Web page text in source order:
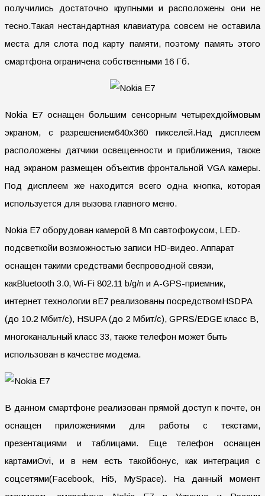
получились достаточно крупными и расположены они не
тесно.Такая нестандартная клавиатура совсем не оставила
места для слота под карту памяти, поэтому память этого
смартфона ограничена собственными 16 Гб.
Nokia E7 оснащен большим сенсорным четырехдюймовым
экраном, с разрешением640х360 пикселей.Над дисплеем
расположены датчики освещенности и приближения, также
над экраном размещен объектив фронтальной VGA камеры.
Под дисплеем же находится всего одна кнопка, которая
используется для вызова главного меню.
Nokia E7 оборудован камерой 8 Мп савтофокусом, LED-
подсветкойи возможностью записи HD-видео. Аппарат
оснащен такими средствами беспроводной связи,
какBluetooth 3.0, Wi-Fi 802.11 b/g/n и A-GPS-приемник,
интернет технологии вE7 реализованы посредствомHSDPA
(до 10.2 Мбит/с), HSUPA (до 2 Мбит/с), GPRS/EDGE класс B,
многоканальный класс 33, также телефон может быть
использован в качестве модема.
В данном смартфоне реализован прямой доступ к почте, он
оснащен приложениями для работы с текстами,
презентациями и таблицами. Еще телефон оснащен
картамиOvi, и в нем есть такойбонус, как интеграция с
соцсетями(Facebook, Hi5, MySpace). На данный момент